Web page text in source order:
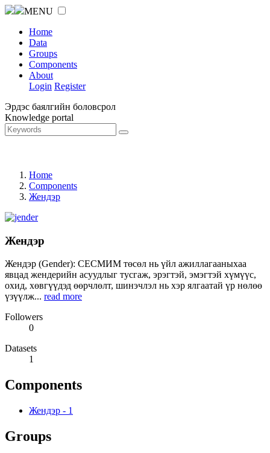
MENU
Home
Data
Groups
Components
About
Login Register
Эрдэс баялгийн боловсрол
Knowledge portal
Home
Components
Жендэр
Жендэр
Жендэр (Gender): СЕСМИМ төсөл нь үйл ажиллагааныхаа
явцад жендерийн асуудлыг тусгаж, эрэгтэй, эмэгтэй хүмүүс,
охид, хөвгүүдэд өөрчлөлт, шинэчлэл нь хэр ялгаатай үр нөлөө
үзүүлж... read more
Followers
0
Datasets
1
Components
Жендэр - 1
Groups